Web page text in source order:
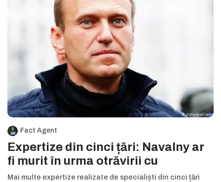
Fact Agent
Expertize din cinci țări: Navalny ar
fi murit în urma otrăvirii cu
Mai multe expertize realizate de specialiști din cinci țări